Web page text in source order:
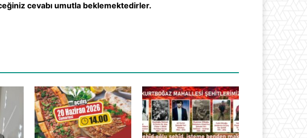
cevabı umutla beklemektedirler.